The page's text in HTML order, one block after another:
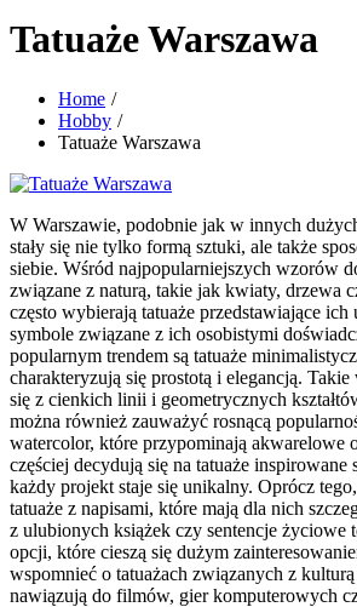
Tatuaże Warszawa
Home
Hobby
Tatuaże Warszawa
W Warszawie, podobnie jak w innych
stały się nie tylko formą sztuki, ale także
siebie. Wśród najpopularniejszych wzorów
związane z naturą, takie jak kwiaty, drzewa
często wybierają tatuaże przedstawiające
symbole związane z ich osobistymi
popularnym trendem są tatuaże
charakteryzują się prostotą i elegancją. Takie
się z cienkich linii i geometrycznych
można również zauważyć rosnącą
watercolor, które przypominają akwarelowe
częściej decydują się na tatuaże inspirowane
każdy projekt staje się unikalny. Oprócz
tatuaże z napisami, które mają dla nich
z ulubionych książek czy sentencje życiowe
opcji, które cieszą się dużym
wspomnieć o tatuażach związanych z
nawiązują do filmów, gier komputerowych